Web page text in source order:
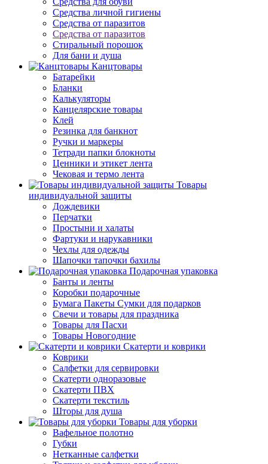
Средства личной гигиены
Средства от паразитов
Средства от паразитов
Стиральный порошок
Для бани и душа
Канцтовары
Батарейки
Бланки
Калькуляторы
Канцелярские товары
Клей
Резинка для банкнот
Ручки и маркеры
Тетради папки блокноты
Ценники и этикет лента
Чековая и термо лента
Товары
индивидуальной защиты
Дождевики
Перчатки
Простыни и халаты
Фартуки и нарукавники
Чехлы для одежды
Шапочки тапочки бахилы
Подарочная упаковка
Банты и ленты
Коробки подарочные
Бумага Пакеты Сумки для подарков
Свечи и товары для праздника
Товары для Пасхи
Товары Новогодние
Скатерти и коврики
Коврики
Салфетки для сервировки
Скатерти одноразовые
Скатерти ПВХ
Скатерти текстиль
Шторы для душа
Товары для уборки
Вафельное полотно
Губки
Нетканные салфетки